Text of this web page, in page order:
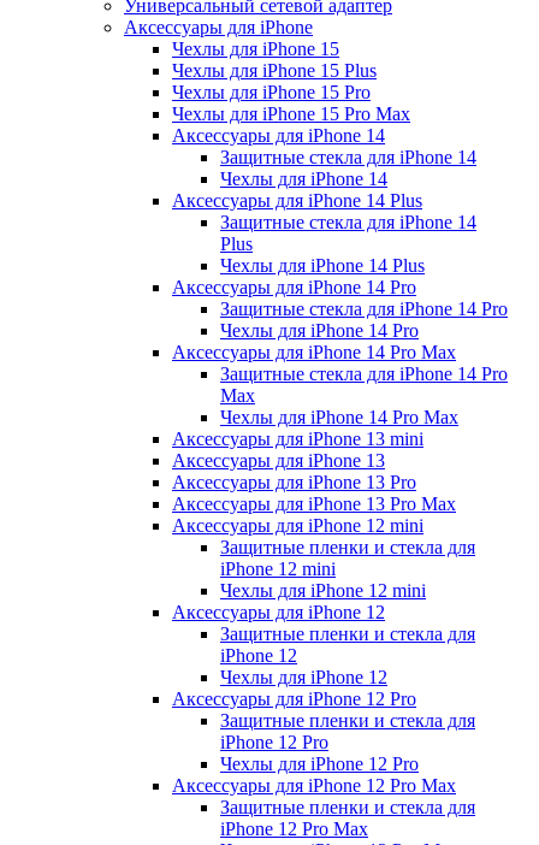
Универсальный сетевой адаптер
Аксессуары для iPhone
Чехлы для iPhone 15
Чехлы для iPhone 15 Plus
Чехлы для iPhone 15 Pro
Чехлы для iPhone 15 Pro Max
Аксессуары для iPhone 14
Защитные стекла для iPhone 14
Чехлы для iPhone 14
Аксессуары для iPhone 14 Plus
Защитные стекла для iPhone 14
Plus
Чехлы для iPhone 14 Plus
Аксессуары для iPhone 14 Pro
Защитные стекла для iPhone 14 Pro
Чехлы для iPhone 14 Pro
Аксессуары для iPhone 14 Pro Max
Защитные стекла для iPhone 14 Pro
Max
Чехлы для iPhone 14 Pro Max
Аксессуары для iPhone 13 mini
Аксессуары для iPhone 13
Аксессуары для iPhone 13 Pro
Аксессуары для iPhone 13 Pro Max
Аксессуары для iPhone 12 mini
Защитные пленки и стекла для
iPhone 12 mini
Чехлы для iPhone 12 mini
Аксессуары для iPhone 12
Защитные пленки и стекла для
iPhone 12
Чехлы для iPhone 12
Аксессуары для iPhone 12 Pro
Защитные пленки и стекла для
iPhone 12 Pro
Чехлы для iPhone 12 Pro
Аксессуары для iPhone 12 Pro Max
Защитные пленки и стекла для
iPhone 12 Pro Max